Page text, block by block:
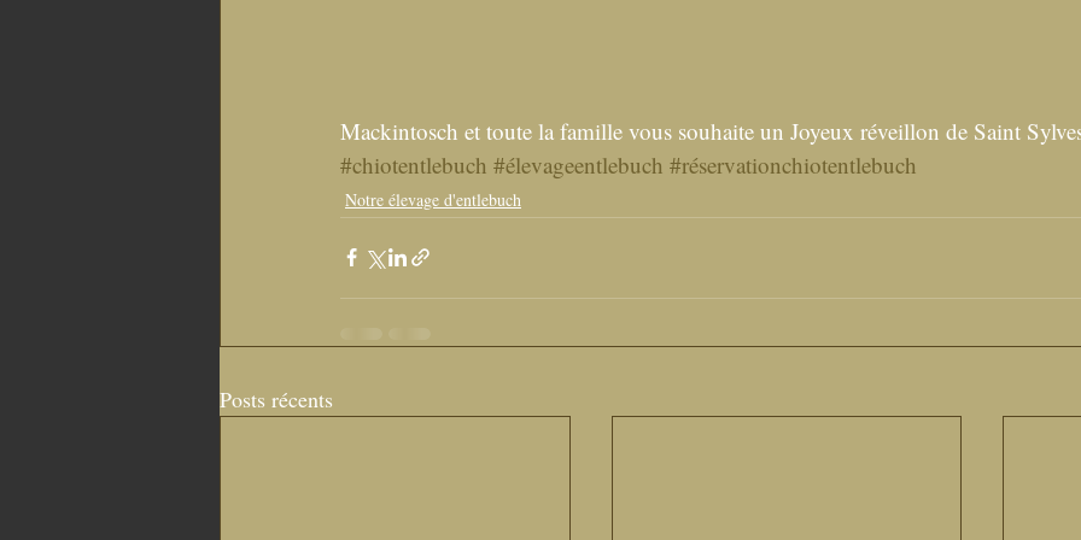
Mackintosch et toute la famille vous souhaite un Joyeux réveillon de Saint
#chiotentlebuch #élevageentlebuch #réservationchiotentlebuch
Notre élevage d'entlebuch
Posts récents